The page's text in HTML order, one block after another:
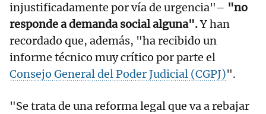
injustificadamente por vía de urgencia"– "no
responde a demanda social alguna".Y han
recordado que, además, "ha recibido un
informe técnico muy crítico por parte el
Consejo General del Poder Judicial (CGPJ)".
"Se trata de una reforma legal que va a rebajar